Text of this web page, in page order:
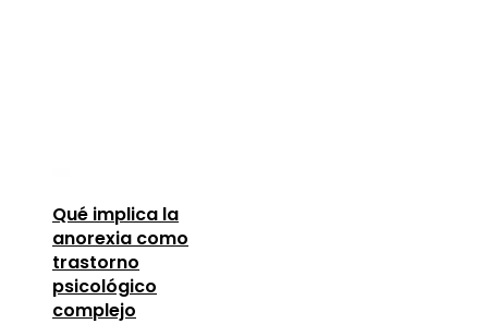
Qué implica la
anorexia como
trastorno
psicológico
complejo